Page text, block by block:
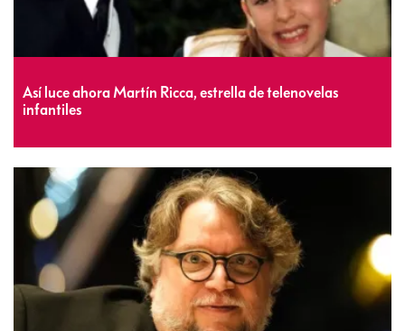
Así luce ahora Martín Ricca, estrella de telenovelas
infantiles